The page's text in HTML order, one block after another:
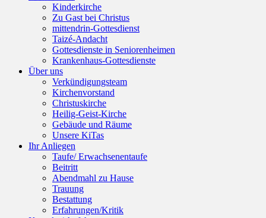
Kinderkirche
Zu Gast bei Christus
mittendrin-Gottesdienst
Taizé-Andacht
Gottesdienste in Seniorenheimen
Krankenhaus-Gottesdienste
Über uns
Verkündigungsteam
Kirchenvorstand
Christuskirche
Heilig-Geist-Kirche
Gebäude und Räume
Unsere KiTas
Ihr Anliegen
Taufe/ Erwachsenentaufe
Beitritt
Abendmahl zu Hause
Trauung
Bestattung
Erfahrungen/Kritik